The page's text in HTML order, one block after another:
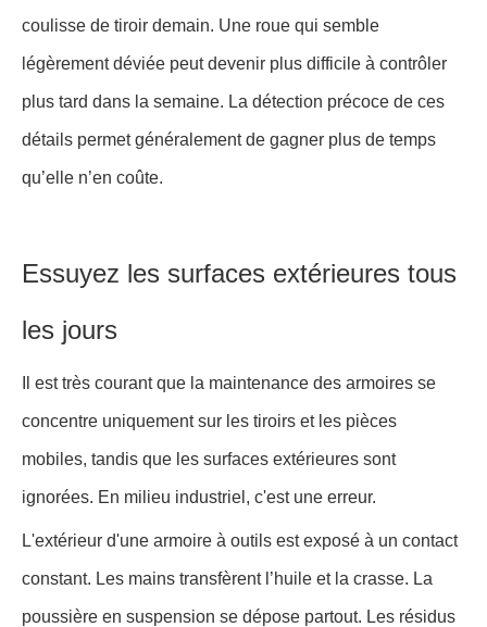
coulisse de tiroir demain. Une roue qui semble
légèrement déviée peut devenir plus difficile à contrôler
plus tard dans la semaine. La détection précoce de ces
détails permet généralement de gagner plus de temps
qu’elle n’en coûte.
Essuyez les surfaces extérieures tous
les jours
Il est très courant que la maintenance des armoires se
concentre uniquement sur les tiroirs et les pièces
mobiles, tandis que les surfaces extérieures sont
ignorées. En milieu industriel, c'est une erreur.
L'extérieur d'une armoire à outils est exposé à un contact
constant. Les mains transfèrent l’huile et la crasse. La
poussière en suspension se dépose partout. Les résidus